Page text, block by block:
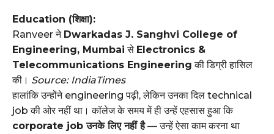
Education (शिक्षा):
Ranveer ने Dwarkadas J. Sanghvi College of
Engineering, Mumbai से Electronics &
Telecommunications Engineering की डिग्री हासिल
की। Source: IndiaTimes
हालांकि उन्होंने engineering पढ़ी, लेकिन उनका दिल technical
job की ओर नहीं था। कॉलेज के समय में ही उन्हें एहसास हुआ कि
corporate job उनके लिए नहीं है— उन्हें ऐसा काम करना था